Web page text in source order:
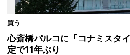
買う
心斎橋パルコに「コナミスタ
定で11年ぶり